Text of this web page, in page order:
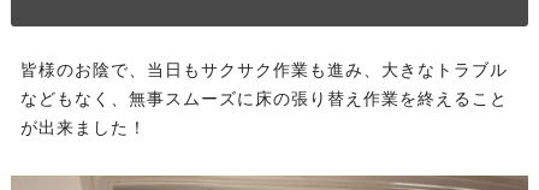
皆様のお陰で、当日もサクサク作業も進み、大きなトラブル
などもなく、無事スムーズに床の張り替え作業を終えること
が出来ました！